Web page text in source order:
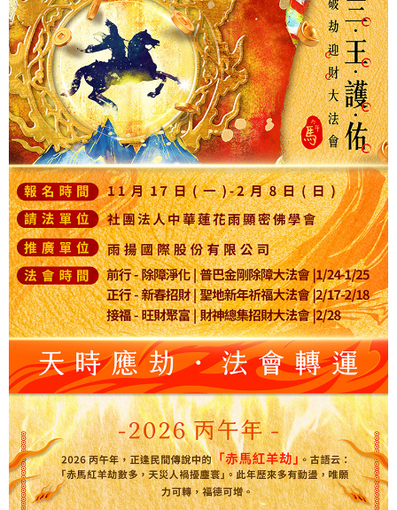
3.實際核准額度、可分期數及費用金額請依後續交易確認頁面所載為準。
4.訂單成立30分鐘內，如未前往確認交易或遇審核未通過，訂單將自動取
消。如遇「轉專審核」未通過狀況，表示未達大哥付你分期系統評分，恕無
法說明評估內容。
【繳款方式說明】
1.分期款項不併入電信帳單，「大哥付你分期」於每月結算日後寄送繳費提
醒簡訊。
2.透過簡訊連結打開帳單後，可選擇「超商條碼／台灣大直營門市／銀行轉
帳／街口支付／iPASS MONEY」等通路繳費。
【注意事項】
1.本服務係由「台灣大哥大股份有限公司」（以下簡稱本公司）所提供，讓
用戶於交易時，得透過本服務購買商品或服務，並由商店將買賣／分期付款
買賣價金債權讓與本公司後，依約使用本公司帳單繳交帳款。
2.基於同意付款使用「大哥付你分期」之契約關係目的，商店將以您的個人
資料（包含姓名、電話或地址）提供予台灣大哥大進項蒐集、處理及利用，
由本公司與您本人進行分期帳單所需資料之確認、核對及更正。
3.完整用戶服務條款，請詳閱以下連結：https://oppay.tw/userRule
宅配
每筆NT$120，滿NT$1,500(含以上)免運費